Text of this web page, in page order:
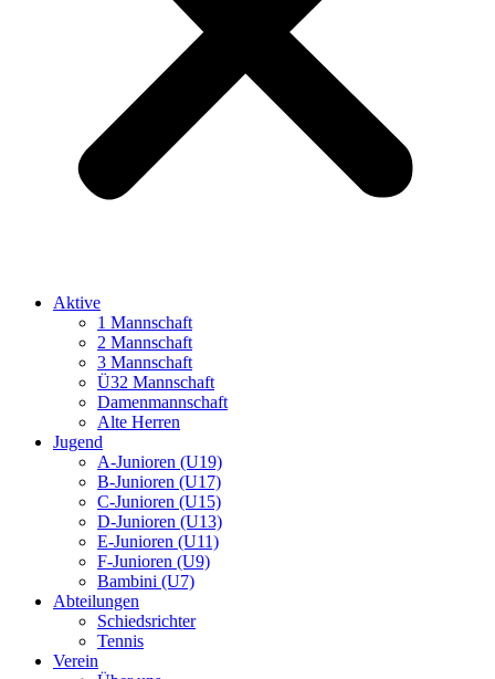
Aktive
1 Mannschaft
2 Mannschaft
3 Mannschaft
Ü32 Mannschaft
Damenmannschaft
Alte Herren
Jugend
A-Junioren (U19)
B-Junioren (U17)
C-Junioren (U15)
D-Junioren (U13)
E-Junioren (U11)
F-Junioren (U9)
Bambini (U7)
Abteilungen
Schiedsrichter
Tennis
Verein